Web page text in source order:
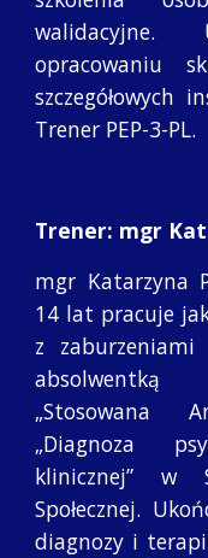
walidacyjne.
opracowaniu
szczegółowych
Trener PEP-3-PL.
Trener: mgr
mgr Katarzyna
14 lat pracuje
z
absolwentką
„Stosowana
„Diagnoza
klinicznej” w
Społecznej.
diagnozy i